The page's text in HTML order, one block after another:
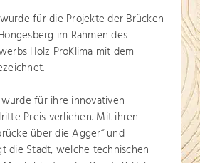
für die Projekte der Brücken
im Rahmen des
Holz ProKlima mit dem
für ihre innovativen
Preis verliehen. Mit ihren
über die Agger“ und
die Stadt, welche technischen